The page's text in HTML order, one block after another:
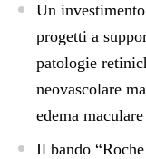
Un
progetti a
patologie
neovascolare
edema
Il bando